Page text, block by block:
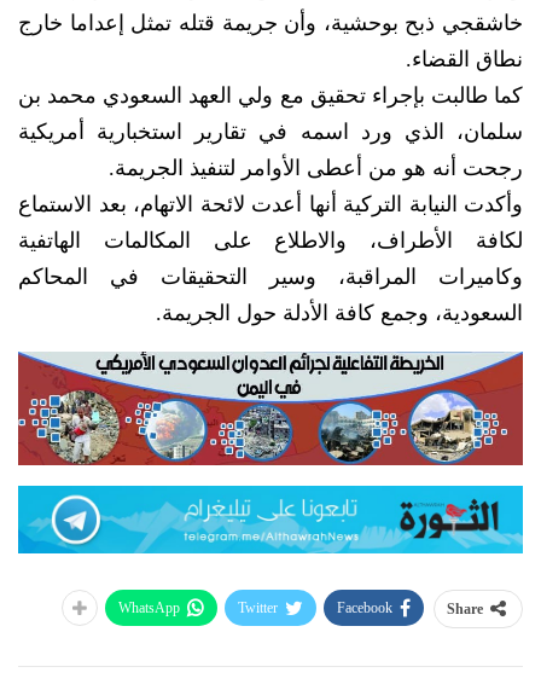
خاشقجي ذبح بوحشية، وأن جريمة قتله تمثل إعداما خارج
نطاق القضاء.
كما طالبت بإجراء تحقيق مع ولي العهد السعودي محمد بن
سلمان، الذي ورد اسمه في تقارير استخبارية أمريكية
رجحت أنه هو من أعطى الأوامر لتنفيذ الجريمة.
وأكدت النيابة التركية أنها أعدت لائحة الاتهام، بعد الاستماع
لكافة الأطراف، والاطلاع على المكالمات الهاتفية
وكاميرات المراقبة، وسير التحقيقات في المحاكم
السعودية، وجمع كافة الأدلة حول الجريمة.
Share
Facebook
Twitter
WhatsApp